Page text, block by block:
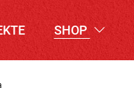
SHOP